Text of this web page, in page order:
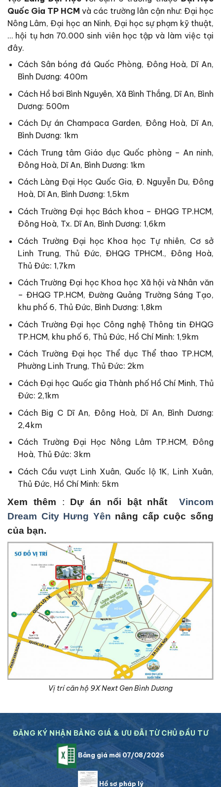
Quốc Gia TP HCM và các trường lân cận như: Đại học
Nông Lâm, Đại học an Ninh, Đại học sự phạm kỹ thuật,
… hội tụ hơn 70.000 sinh viên học tập và làm việc tại
đây.
Cách Sân bóng đá Quốc Phòng, Đông Hoà, Dĩ An,
Bình Dương: 400m
Cách Hồ bơi Bình Nguyên, Xã Bình Thắng, Dĩ An, Bình
Dương: 500m
Cách Dự án Champaca Garden, Đông Hoà, Dĩ An,
Bình Dương: 1km
Cách Trung tâm Giáo dục Quốc phòng – An ninh,
Đông Hoà, Dĩ An, Bình Dương: 1km
Cách Làng Đại Học Quốc Gia, Đ. Nguyễn Du, Đông
Hoà, Dĩ An, Bình Dương: 1,5km
Cách Trường Đại học Bách khoa – ĐHQG TP.HCM,
Đông Hoà, Tx. Dĩ An, Bình Dương: 1,6km
Cách Trường Đại học Khoa học Tự nhiên, Cơ sở
Linh Trung, Thủ Đức, ĐHQG TPHCM., Đông Hoà,
Thủ Đức: 1,7km
Cách Trường Đại học Khoa học Xã hội và Nhân văn
– ĐHQG TP.HCM, Đường Quảng Trường Sáng Tạo,
khu phố 6, Thủ Đức, Bình Dương: 1,8km
Cách Trường Đại học Công nghệ Thông tin ĐHQG
TP.HCM, khu phố 6, Thủ Đức, Hồ Chí Minh: 1,9km
Cách Trường Đại học Thể dục Thể thao TP.HCM,
Phường Linh Trung, Thủ Đức: 2km
Cách Đại học Quốc gia Thành phố Hồ Chí Minh, Thủ
Đức: 2,1km
Cách Big C Dĩ An, Đông Hoà, Dĩ An, Bình Dương:
2,4km
Cách Trường Đại Học Nông Lâm TP.HCM, Đông
Hoà, Thủ Đức: 3km
Cách Cầu vượt Linh Xuân, Quốc lộ 1K, Linh Xuân,
Thủ Đức, Hồ Chí Minh: 5km
Xem thêm : Dự án nổi bật nhấtVincom
Dream City Hưng Yên nâng cấp cuộc sống
của bạn.
Vị trí căn hộ 9X Next Gen Bình Dương
ĐĂNG KÝ NHẬN BẢNG GIÁ & ƯU ĐÃI TỪ CHỦ ĐẦU TƯ
Bảng giá mới 07/08/2026
Hồ sơ pháp lý